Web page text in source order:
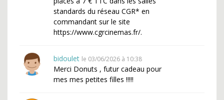
standards du réseau CGR* en
commandant sur le site
https://www.cgrcinemas.fr/.
bidoulet le 03/06/2026 à 10:38
Merci Donuts , futur cadeau pour
mes mes petites filles !!!!!